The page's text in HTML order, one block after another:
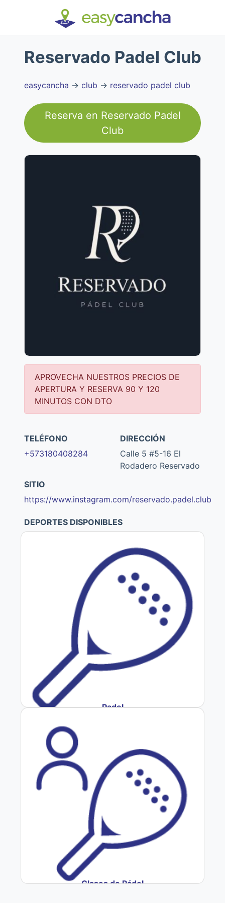
Reservado Padel Club
easycancha → club → reservado padel club
Reserva en Reservado Padel
Club
APROVECHA NUESTROS PRECIOS DE
APERTURA Y RESERVA 90 Y 120
MINUTOS CON DTO
TELÉFONO
+573180408284
DIRECCIÓN
Calle 5 #5-16 El
Rodadero Reservado
SITIO
https://www.instagram.com/reservado.padel.club
DEPORTES DISPONIBLES
Padel
Clases de Pádel